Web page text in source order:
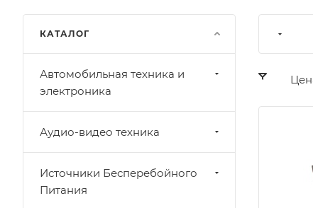
КАТАЛОГ
Автомобильная техника и
электроника
Аудио-видео техника
Источники Бесперебойного
Питания